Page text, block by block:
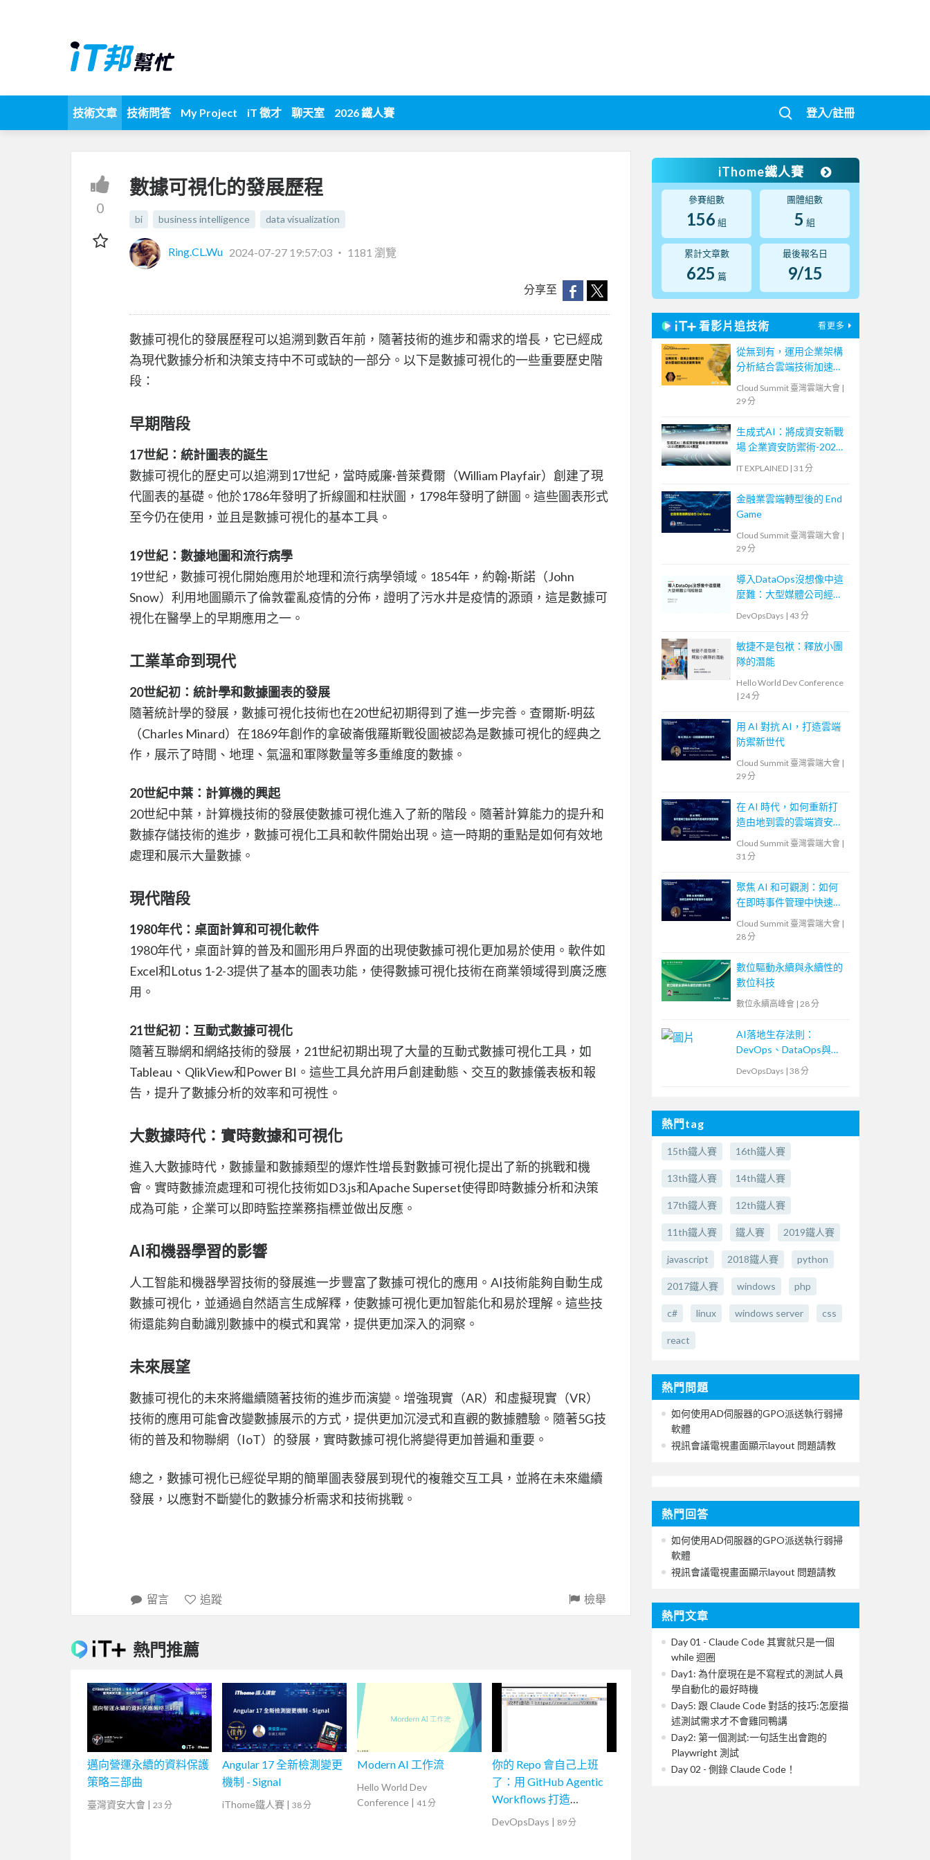
技術文章 技術問答 My Project iT 徵才 聊天室 2026 鐵人賽 登入/註冊
0
數據可視化的發展歷程
bi business intelligence data visualization
Ring.CL.Wu 2024-07-27 19:57:03 ‧ 1181 瀏覽
分享至
數據可視化的發展歷程可以追溯到數百年前，隨著技術的進步和需求的增長，它已經成
為現代數據分析和決策支持中不可或缺的一部分。以下是數據可視化的一些重要歷史階
段：
早期階段
17世紀：統計圖表的誕生
數據可視化的歷史可以追溯到17世紀，當時威廉·普萊費爾（William Playfair）創建了現
代圖表的基礎。他於1786年發明了折線圖和柱狀圖，1798年發明了餅圖。這些圖表形式
至今仍在使用，並且是數據可視化的基本工具。
19世紀：數據地圖和流行病學
19世紀，數據可視化開始應用於地理和流行病學領域。1854年，約翰·斯諾（John
Snow）利用地圖顯示了倫敦霍亂疫情的分佈，證明了污水井是疫情的源頭，這是數據可
視化在醫學上的早期應用之一。
工業革命到現代
20世紀初：統計學和數據圖表的發展
隨著統計學的發展，數據可視化技術也在20世紀初期得到了進一步完善。查爾斯·明茲
（Charles Minard）在1869年創作的拿破崙俄羅斯戰役圖被認為是數據可視化的經典之
作，展示了時間、地理、氣溫和軍隊數量等多重維度的數據。
20世紀中葉：計算機的興起
20世紀中葉，計算機技術的發展使數據可視化進入了新的階段。隨著計算能力的提升和
數據存儲技術的進步，數據可視化工具和軟件開始出現。這一時期的重點是如何有效地
處理和展示大量數據。
現代階段
1980年代：桌面計算和可視化軟件
1980年代，桌面計算的普及和圖形用戶界面的出現使數據可視化更加易於使用。軟件如
Excel和Lotus 1-2-3提供了基本的圖表功能，使得數據可視化技術在商業領域得到廣泛應
用。
21世紀初：互動式數據可視化
隨著互聯網和網絡技術的發展，21世紀初期出現了大量的互動式數據可視化工具，如
Tableau、QlikView和Power BI。這些工具允許用戶創建動態、交互的數據儀表板和報
告，提升了數據分析的效率和可視性。
大數據時代：實時數據和可視化
進入大數據時代，數據量和數據類型的爆炸性增長對數據可視化提出了新的挑戰和機
會。實時數據流處理和可視化技術如D3.js和Apache Superset使得即時數據分析和決策
成為可能，企業可以即時監控業務指標並做出反應。
AI和機器學習的影響
人工智能和機器學習技術的發展進一步豐富了數據可視化的應用。AI技術能夠自動生成
數據可視化，並通過自然語言生成解釋，使數據可視化更加智能化和易於理解。這些技
術還能夠自動識別數據中的模式和異常，提供更加深入的洞察。
未來展望
數據可視化的未來將繼續隨著技術的進步而演變。增強現實（AR）和虛擬現實（VR）
技術的應用可能會改變數據展示的方式，提供更加沉浸式和直觀的數據體驗。隨著5G技
術的普及和物聯網（IoT）的發展，實時數據可視化將變得更加普遍和重要。
總之，數據可視化已經從早期的簡單圖表發展到現代的複雜交互工具，並將在未來繼續
發展，以應對不斷變化的數據分析需求和技術挑戰。
留言 追蹤 檢舉
熱門推薦
邁向營運永續的資料保護
策略三部曲
臺灣資安大會 | 23 分
Angular 17 全新檢測變更
機制 - Signal
iThome鐵人賽 | 38 分
Modern AI 工作流
Hello World Dev
Conference | 41 分
你的 Repo 會自己上班
了：用 GitHub Agentic
Workflows 打造
Continuous AI
DevOpsDays | 89 分
iThome鐵人賽
參賽組數
156 組
團體組數
5 組
累計文章數
625 篇
最後報名日
9/15
看影片追技術 看更多
從無到有，運用企業架構
分析結合雲端技術加速業
Cloud Summit 臺灣雲端大會 |
29 分
生成式AI：將成資安新戰
場 企業資安防禦術-2023
IT EXPLAINED | 31 分
金融業雲端轉型後的 End
Game
Cloud Summit 臺灣雲端大會 |
29 分
導入DataOps沒想像中這
麼難：大型媒體公司經驗
DevOpsDays | 43 分
敏捷不是包袱：釋放小團
隊的潛能
Hello World Dev Conference
| 24 分
用 AI 對抗 AI，打造雲端
防禦新世代
Cloud Summit 臺灣雲端大會 |
29 分
在 AI 時代，如何重新打
造由地到雲的雲端資安管
Cloud Summit 臺灣雲端大會 |
31 分
聚焦 AI 和可觀測：如何
在即時事件管理中快速回
Cloud Summit 臺灣雲端大會 |
28 分
數位驅動永續與永續性的
數位科技
數位永續高峰會 | 28 分
AI落地生存法則：
DevOps、DataOps與
MLOps密不可分的ML專
DevOpsDays | 38 分
熱門tag
15th鐵人賽 16th鐵人賽
13th鐵人賽 14th鐵人賽
17th鐵人賽 12th鐵人賽
11th鐵人賽 鐵人賽 2019鐵人賽
javascript 2018鐵人賽 python
2017鐵人賽 windows php
c# linux windows server css
react
熱門問題
如何使用AD伺服器的GPO派送執行弱掃
軟體
視訊會議電視畫面顯示layout 問題請教
熱門回答
如何使用AD伺服器的GPO派送執行弱掃
軟體
視訊會議電視畫面顯示layout 問題請教
熱門文章
Day 01 - Claude Code 其實就只是一個
while 迴圈
Day1: 為什麼現在是不寫程式的測試人員
學自動化的最好時機
Day5: 跟 Claude Code 對話的技巧:怎麼描
述測試需求才不會雞同鴨講
Day2: 第一個測試:一句話生出會跑的
Playwright 測試
Day 02 - 側錄 Claude Code！